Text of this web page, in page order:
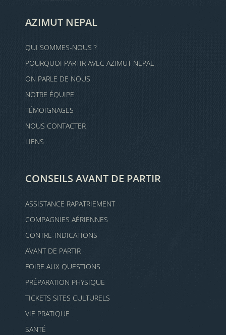
AZIMUT NEPAL
QUI SOMMES-NOUS ?
POURQUOI PARTIR AVEC AZIMUT NEPAL
ON PARLE DE NOUS
NOTRE ÉQUIPE
TÉMOIGNAGES
NOUS CONTACTER
LIENS
CONSEILS AVANT DE PARTIR
ASSISTANCE RAPATRIEMENT
COMPAGNIES AÉRIENNES
CONTRE-INDICATIONS
AVANT DE PARTIR
FOIRE AUX QUESTIONS
PRÉPARATION PHYSIQUE
TICKETS SITES CULTURELS
VIE PRATIQUE
SANTÉ